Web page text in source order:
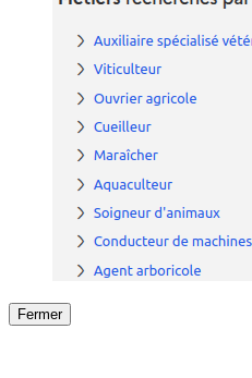
Fermer